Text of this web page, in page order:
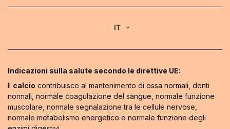
IT
Indicazioni sulla salute secondo le direttive UE:
Il calcio contribuisce al mantenimento di ossa normali, denti
normali, normale coagulazione del sangue, normale funzione
muscolare, normale segnalazione tra le cellule nervose,
normale metabolismo energetico e normale funzione degli